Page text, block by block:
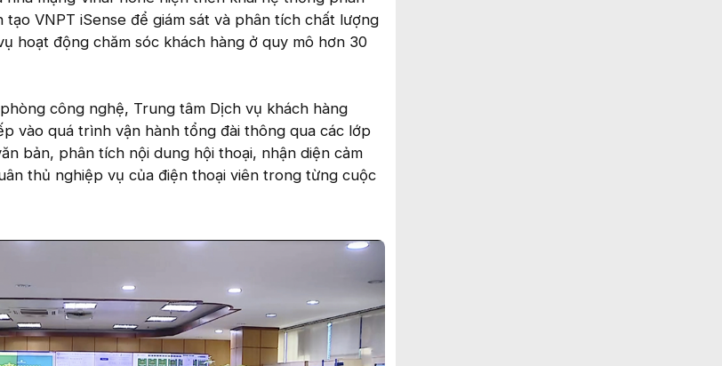
VNPT iSense để giám sát và phân tích chất lượng
hoạt động chăm sóc khách hàng ở quy mô hơn 30
công nghệ, Trung tâm Dịch vụ khách hàng
vào quá trình vận hành tổng đài thông qua các lớp
bản, phân tích nội dung hội thoại, nhận diện cảm
thủ nghiệp vụ của điện thoại viên trong từng cuộc